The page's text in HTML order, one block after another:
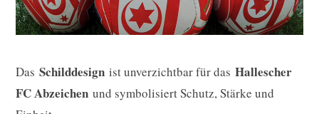
Das Schilddesign ist unverzichtbar für das Hallescher
FC Abzeichen und symbolisiert Schutz, Stärke und